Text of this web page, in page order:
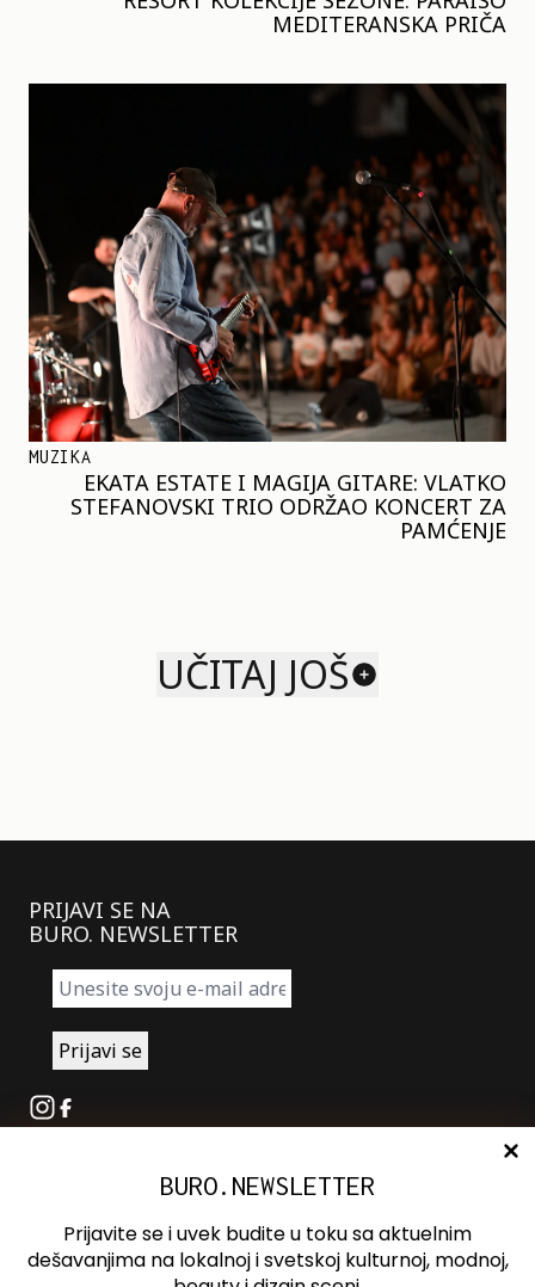
MEDITERANSKA PRIČA
MUZIKA
EKATA ESTATE I MAGIJA GITARE: VLATKO
STEFANOVSKI TRIO ODRŽAO KONCERT ZA
PAMĆENJE
UČITAJ JOŠ
PRIJAVI SE NA
BURO. NEWSLETTER
Instagram
Facebook
Oglašavanje
Kontakt
BURO.NEWSLETTER
Prijavite se i uvek budite u toku sa aktuelnim
dešavanjima na lokalnoj i svetskoj kulturnoj, modnoj,